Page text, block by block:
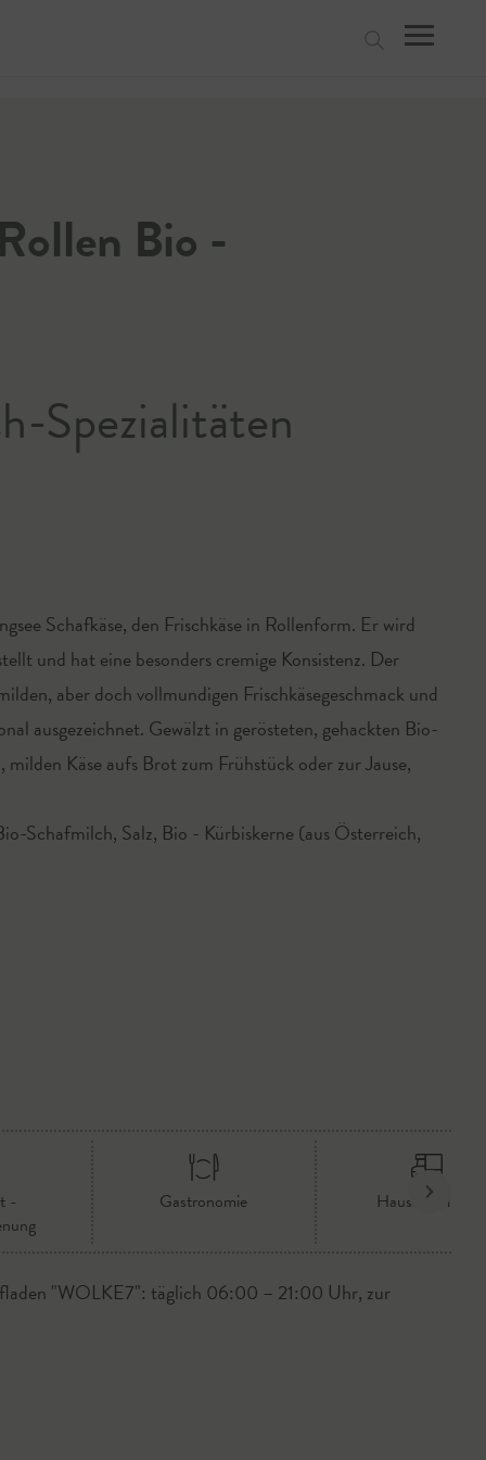
Bio -
Spezialitäten
Schafkäse, den Frischkäse in Rollenform. Er wird
und hat eine besonders cremige Konsistenz. Der
aber doch vollmundigen Frischkäsegeschmack und
ausgezeichnet. Gewälzt in gerösteten, gehackten Bio-
Käse aufs Brot zum Frühstück oder zur Jause,
Schafmilch, Salz, Bio - Kürbiskerne (aus Österreich,
-
Gastronomie Hauszustellung
"WOLKE7": täglich 06:00 – 21:00 Uhr, zur